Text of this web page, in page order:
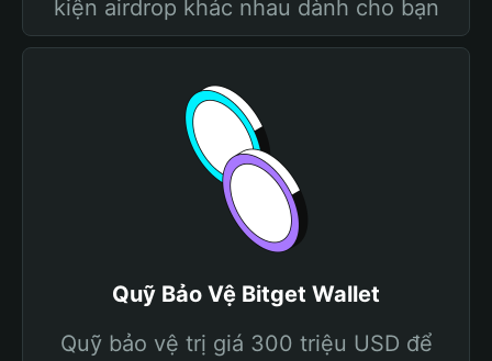
kiện airdrop khác nhau dành cho bạn
Quỹ Bảo Vệ Bitget Wallet
Quỹ bảo vệ trị giá 300 triệu USD để